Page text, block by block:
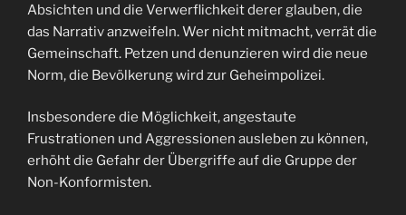
Absichten und die Verwerflichkeit derer glauben, die
das Narrativ anzweifeln. Wer nicht mitmacht, verrät die
Gemeinschaft. Petzen und denunzieren wird die neue
Norm, die Bevölkerung wird zur Geheimpolizei.
Insbesondere die Möglichkeit, angestaute
Frustrationen und Aggressionen ausleben zu können,
erhöht die Gefahr der Übergriffe auf die Gruppe der
Non-Konformisten.